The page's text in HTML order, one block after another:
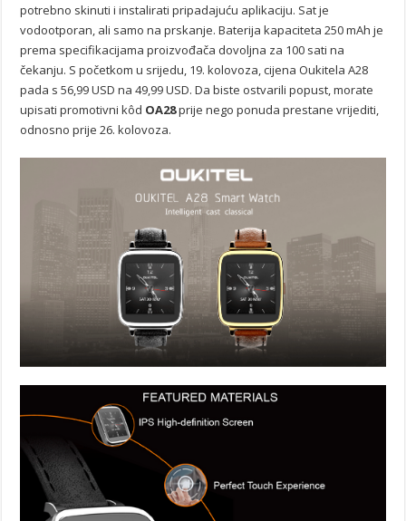
potrebno skinuti i instalirati pripadajuću aplikaciju. Sat je
vodootporan, ali samo na prskanje. Baterija kapaciteta 250 mAh je
prema specifikacijama proizvođača dovoljna za 100 sati na
čekanju. S početkom u srijedu, 19. kolovoza, cijena Oukitela A28
pada s 56,99 USD na 49,99 USD. Da biste ostvarili popust, morate
upisati promotivni kôd OA28prije nego ponuda prestane vrijediti,
odnosno prije 26. kolovoza.